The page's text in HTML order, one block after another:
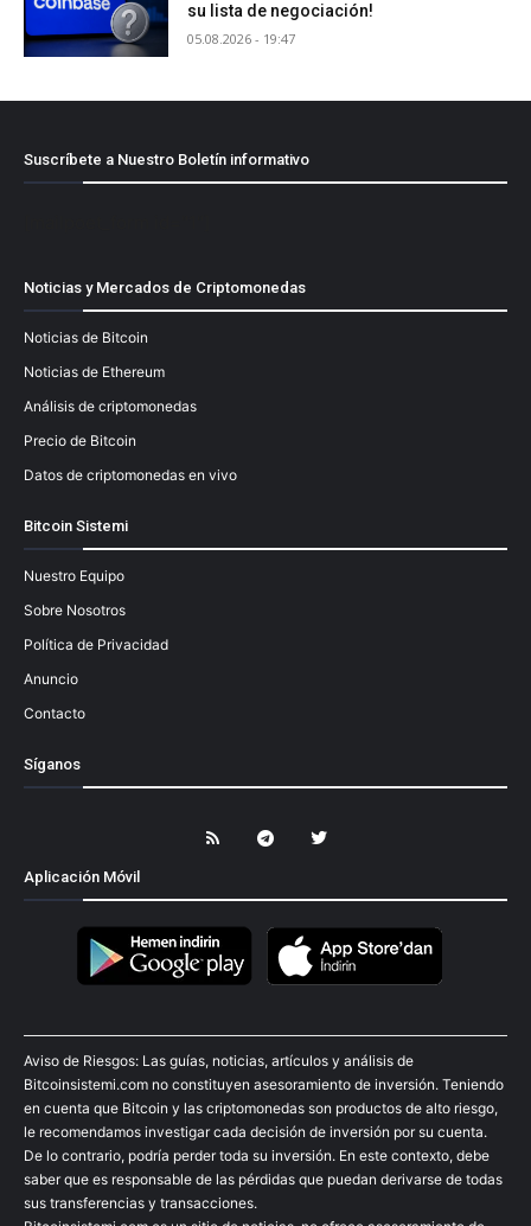
su lista de negociación!
05.08.2026 - 19:47
Suscríbete a Nuestro Boletín informativo
Noticias y Mercados de Criptomonedas
Noticias de Bitcoin
Noticias de Ethereum
Análisis de criptomonedas
Precio de Bitcoin
Datos de criptomonedas en vivo
Bitcoin Sistemi
Nuestro Equipo
Sobre Nosotros
Política de Privacidad
Anuncio
Contacto
Síganos
Aplicación Móvil
Aviso de Riesgos: Las guías, noticias, artículos y análisis de
Bitcoinsistemi.com no constituyen asesoramiento de inversión. Teniendo
en cuenta que Bitcoin y las criptomonedas son productos de alto riesgo,
le recomendamos investigar cada decisión de inversión por su cuenta.
De lo contrario, podría perder toda su inversión. En este contexto, debe
saber que es responsable de las pérdidas que puedan derivarse de todas
sus transferencias y transacciones.